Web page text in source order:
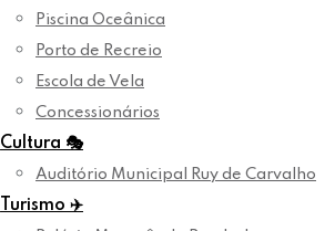
Piscina Oceânica
Porto de Recreio
Escola de Vela
Concessionários
Cultura 🎭
Auditório Municipal Ruy de Carvalho
Turismo ✈️